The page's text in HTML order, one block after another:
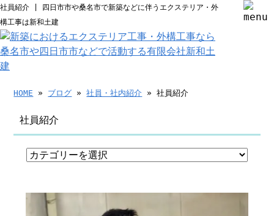
社員紹介 | 四日市市や桑名市で新築などに伴うエクステリア・外
構工事は新和土建
HOME » ブログ »社員・社内紹介 » 社員紹介
社員紹介